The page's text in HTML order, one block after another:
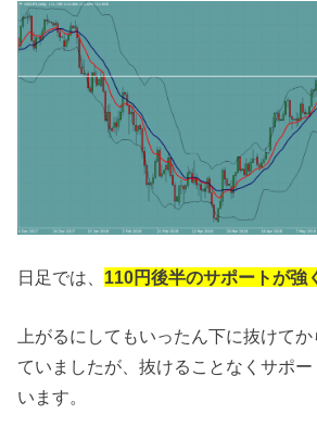
日足では、 110円後半のサポートが強
上がるにしてもいったん下に抜けて
ていましたが、抜けることなくサポ
います。